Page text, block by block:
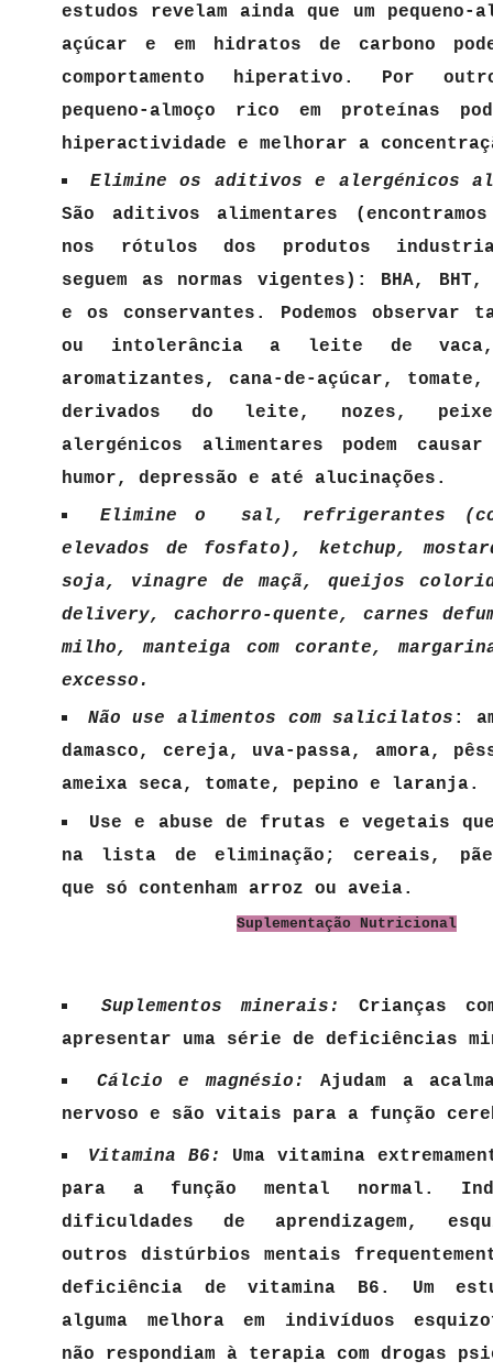
estudos revelam ainda que um pequeno-
açúcar e em hidratos de carbono
comportamento hiperativo. Por
pequeno-almoço rico em proteínas
hiperactividade e melhorar a
Elimine os aditivos e alergénicos
São aditivos alimentares (encontramos
nos rótulos dos produtos
seguem as normas vigentes): BHA,
e os conservantes. Podemos observar
ou intolerância a leite de vaca,
aromatizantes, cana-de-açúcar,
derivados do leite, nozes,
alergénicos alimentares podem causar
humor, depressão e até alucinações.
Elimine o sal, refrigerantes
elevados de fosfato), ketchup,
soja, vinagre de maçã, queijos
delivery, cachorro-quente, carnes
milho, manteiga com corante,
excesso.
Não use alimentos com salicilatos :
damasco, cereja, uva-passa, amora,
ameixa seca, tomate, pepino e laranja.
Use e abuse de frutas e vegetais
na lista de eliminação; cereais,
que só contenham arroz ou aveia.
Suplementação Nutricional
Suplementos minerais:
Crianças
apresentar uma série de deficiências
Cálcio e magnésio:
Ajudam a
nervoso e são vitais para a função
Vitamina B6:
Uma vitamina
para a função mental normal.
dificuldades de aprendizagem,
outros distúrbios mentais
deficiência de vitamina B6. Um
alguma melhora em indivíduos
não respondiam à terapia com drogas